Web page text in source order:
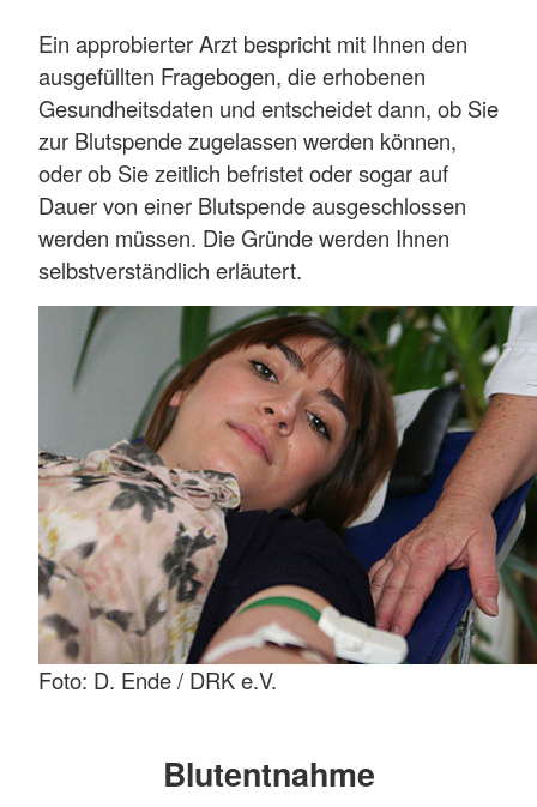
Ein approbierter Arzt bespricht mit Ihnen den
ausgefüllten Fragebogen, die erhobenen
Gesundheitsdaten und entscheidet dann, ob Sie
zur Blutspende zugelassen werden können,
oder ob Sie zeitlich befristet oder sogar auf
Dauer von einer Blutspende ausgeschlossen
werden müssen. Die Gründe werden Ihnen
selbstverständlich erläutert.
Foto: D. Ende / DRK e.V.
Blutentnahme